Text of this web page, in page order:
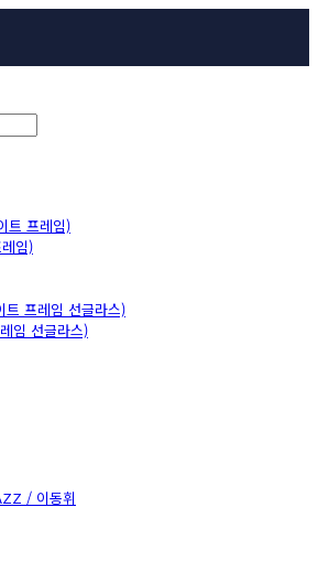
트 프레임)
임)
트 프레임 선글라스)
임 선글라스)
/ 이동휘